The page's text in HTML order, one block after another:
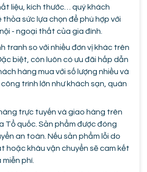
liệu, kích thước… quý khách
thỏa sức lựa chọn để phù hợp với
- ngoại thất của gia đình.
tranh so với nhiều đơn vị khác trên
biệt, còn luôn có ưu đãi hấp dẫn
hàng mua với số lượng nhiều và
trình lớn như khách sạn, quán
trực tuyến và giao hàng trên
Tổ quốc. Sản phẩm được đóng
an toàn. Nếu sản phẩm lỗi do
hoặc khâu vận chuyển sẽ cam kết
phí.